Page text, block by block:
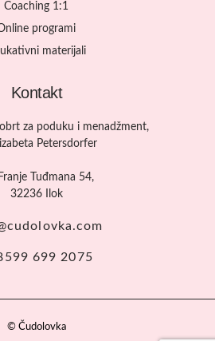
Coaching 1:1
programi
materijali
Kontakt
za poduku i menadžment,
Petersdorfer
Tuđmana 54,
32236 Ilok
699 2075​
© Čudolovka